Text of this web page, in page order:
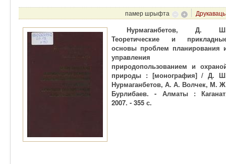
памер шрыфта Друкаваць
Нурмаганбетов, Д.
Теоретические и
основы проблем планирования
управления
природопользованием и
природы : [монография] / Д.
Нурмаганбетов, А. А. Волчек, М.
Бурлибаев. - Алматы :
2007. - 355 с.